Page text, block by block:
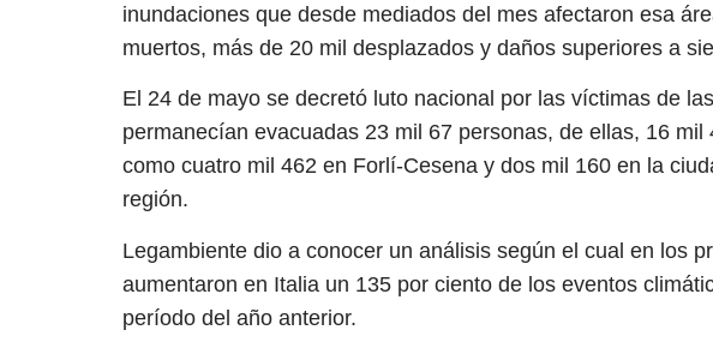
inundaciones que desde mediados del mes afectaron esa
muertos, más de 20 mil desplazados y daños superiores a
El 24 de mayo se decretó luto nacional por las víctimas de
permanecían evacuadas 23 mil 67 personas, de ellas, 16
como cuatro mil 462 en Forlí-Cesena y dos mil 160 en la
región.
Legambiente dio a conocer un análisis según el cual en los
aumentaron en Italia un 135 por ciento de los eventos
período del año anterior.